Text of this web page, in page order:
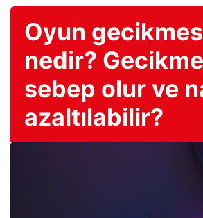
Oyun
nedir?
sebep olur ve
azaltılabilir?